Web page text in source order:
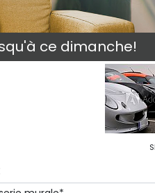
ce dimanche!